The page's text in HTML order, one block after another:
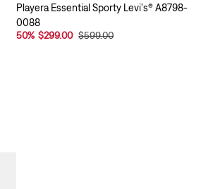
Playera Essential Sporty Levi's® A8798-
0088
50% $299.00 $599.00